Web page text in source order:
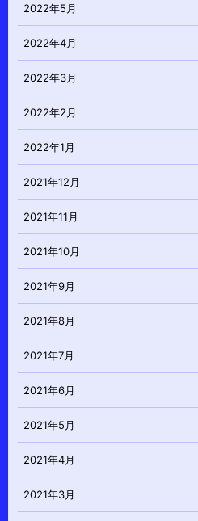
2022年5月
2022年4月
2022年3月
2022年2月
2022年1月
2021年12月
2021年11月
2021年10月
2021年9月
2021年8月
2021年7月
2021年6月
2021年5月
2021年4月
2021年3月